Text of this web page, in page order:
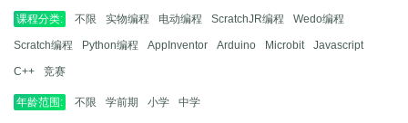
课程分类: 不限 实物编程 电动编程 ScratchJR编程 Wedo编程
Scratch编程 Python编程 AppInventor Arduino Microbit Javascript
C++ 竞赛
年龄范围: 不限 学前期 小学 中学